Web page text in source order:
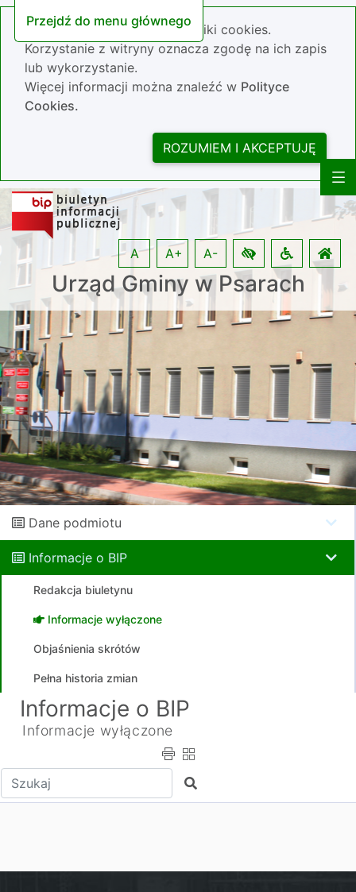
Przejdź do menu głównego
Nasza strona wykorzystuje pliki cookies.
Korzystanie z witryny oznacza zgodę na ich zapis
lub wykorzystanie.
Więcej informacji można znaleźć w Polityce
Cookies.
ROZUMIEM I AKCEPTUJĘ
Urząd Gminy w Psarach
A A+ A-
Dane podmiotu
Informacje o BIP
Redakcja biuletynu
Informacje wyłączone
Objaśnienia skrótów
Pełna historia zmian
Informacje o BIP
Informacje wyłączone
Wpisz tekst do wyszukania Szukaj